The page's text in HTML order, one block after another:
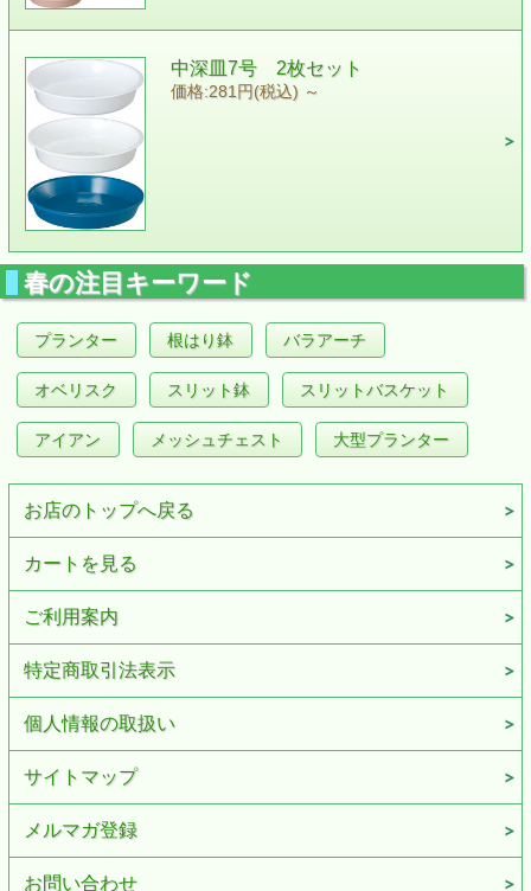
中深皿7号 2枚セット
価格:281円(税込) ～
春の注目キーワード
プランター 根はり鉢 バラアーチ
オベリスク スリット鉢 スリットバスケット
アイアン メッシュチェスト 大型プランター
お店のトップへ戻る
カートを見る
ご利用案内
特定商取引法表示
個人情報の取扱い
サイトマップ
メルマガ登録
お問い合わせ